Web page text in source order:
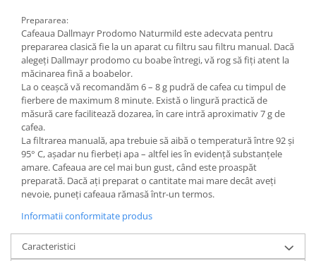
Prepararea:
Cafeaua Dallmayr Prodomo Naturmild este adecvata pentru
prepararea clasică fie la un aparat cu filtru sau filtru manual. Dacă
alegeţi Dallmayr prodomo cu boabe întregi, vă rog să fiţi atent la
măcinarea fină a boabelor.
La o ceaşcă vă recomandăm 6 – 8 g pudră de cafea cu timpul de
fierbere de maximum 8 minute. Există o lingură practică de
măsură care facilitează dozarea, în care intră aproximativ 7 g de
cafea.
La filtrarea manuală, apa trebuie să aibă o temperatură între 92 şi
95° C, aşadar nu fierbeţi apa – altfel ies în evidenţă substanţele
amare. Cafeaua are cel mai bun gust, când este proaspăt
preparată. Dacă aţi preparat o cantitate mai mare decât aveţi
nevoie, puneţi cafeaua rămasă într-un termos.
Informatii conformitate produs
Caracteristici